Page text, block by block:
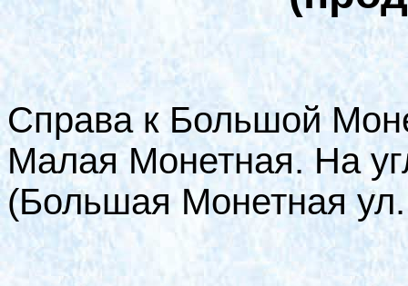
Справа к Большой
Малая Монетная. На
(Большая Монетная